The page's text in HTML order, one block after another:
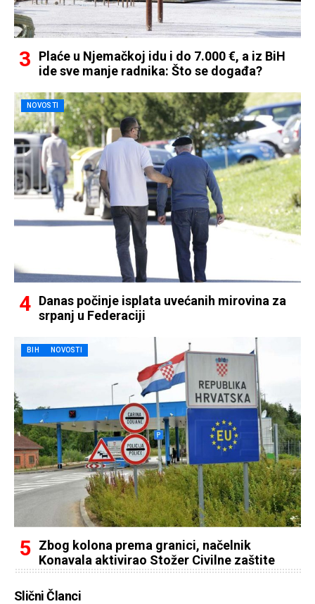
Plaće u Njemačkoj idu i do 7.000 €, a iz BiH
ide sve manje radnika: Što se događa?
NOVOSTI
Danas počinje isplata uvećanih mirovina za
srpanj u Federaciji
BIH NOVOSTI
Zbog kolona prema granici, načelnik
Konavala aktivirao Stožer Civilne zaštite
Slični Članci